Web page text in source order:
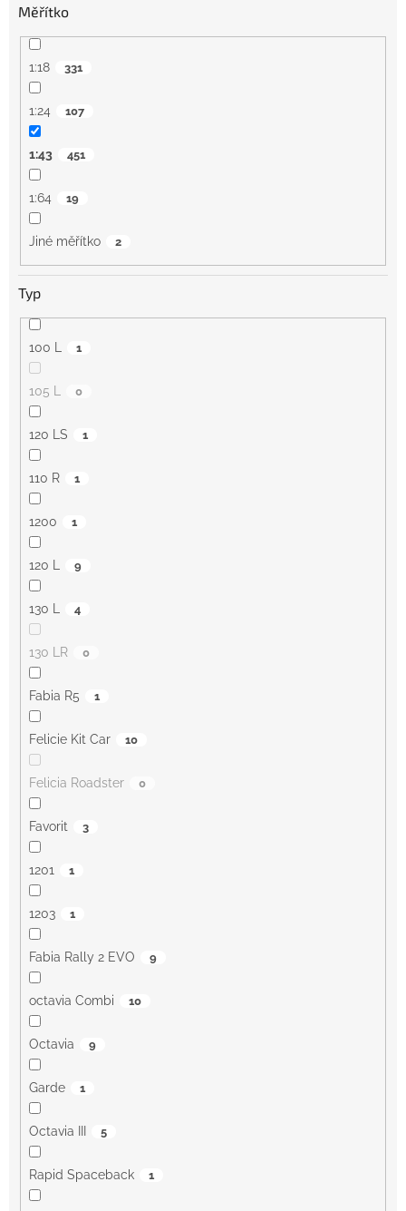
Měřítko
1:18 331
1:24 107
1:43 451
1:64 19
Jiné měřítko 2
Typ
100 L 1
105 L 0
120 LS 1
110 R 1
1200 1
120 L 9
130 L 4
130 LR 0
Fabia R5 1
Felicie Kit Car 10
Felicia Roadster 0
Favorit 3
1201 1
1203 1
Fabia Rally 2 EVO 9
octavia Combi 10
Octavia 9
Garde 1
Octavia III 5
Rapid Spaceback 1